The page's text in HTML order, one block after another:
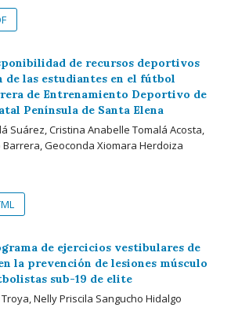
de recursos deportivos
las estudiantes en el fútbol
de Entrenamiento Deportivo de
Península de Santa Elena
Suárez, Cristina Anabelle Tomalá Acosta,
Geoconda Xiomara Herdoiza
de ejercicios vestibulares de
la prevención de lesiones músculo
sub-19 de elite
Nelly Priscila Sangucho Hidalgo